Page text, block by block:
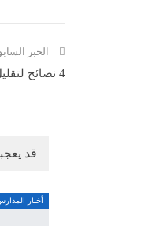
الخبر
4 نصائح لتقليل سرعة استنزاف بطارية هواتف آيفون
قد
أخبار